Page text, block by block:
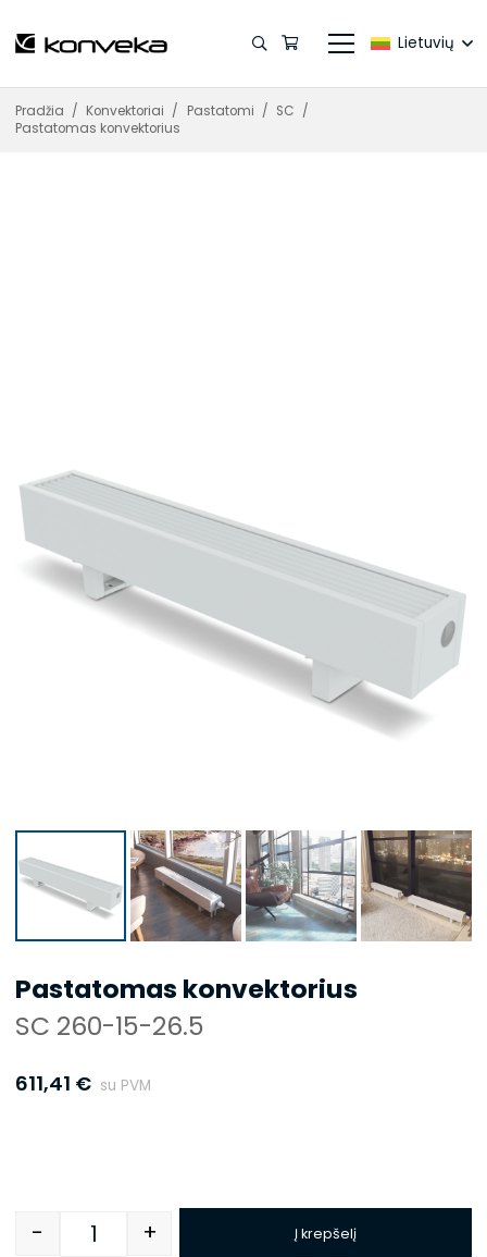
Lietuvių
Pradžia / Konvektoriai / Pastatomi / SC /
Pastatomas konvektorius
Pastatomas konvektorius
SC 260-15-26.5
611,41 € su PVM
Quantity
- + Į krepšelį